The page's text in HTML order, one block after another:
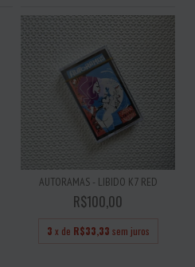
AUTORAMAS - LIBIDO K7 RED
R$100,00
3 x de R$33,33 sem juros